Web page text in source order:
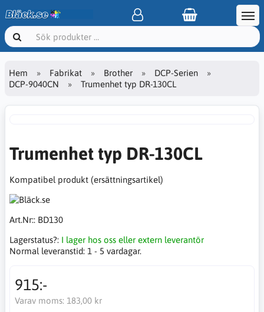
Hem Fabrikat Brother
DCP-Serien
DCP-9040CN
Trumenhet typ DR-130CL
Trumenhet typ DR-130CL
Kompatibel produkt (ersättningsartikel)
Art.Nr:: BD130
Lagerstatus?: I lager hos oss eller extern leverantör
Normal leveranstid: 1 - 5 vardagar.
915:-
Varav moms: 183,00 kr